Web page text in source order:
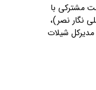
مشترکی با
نگار نصر)،
شیلات